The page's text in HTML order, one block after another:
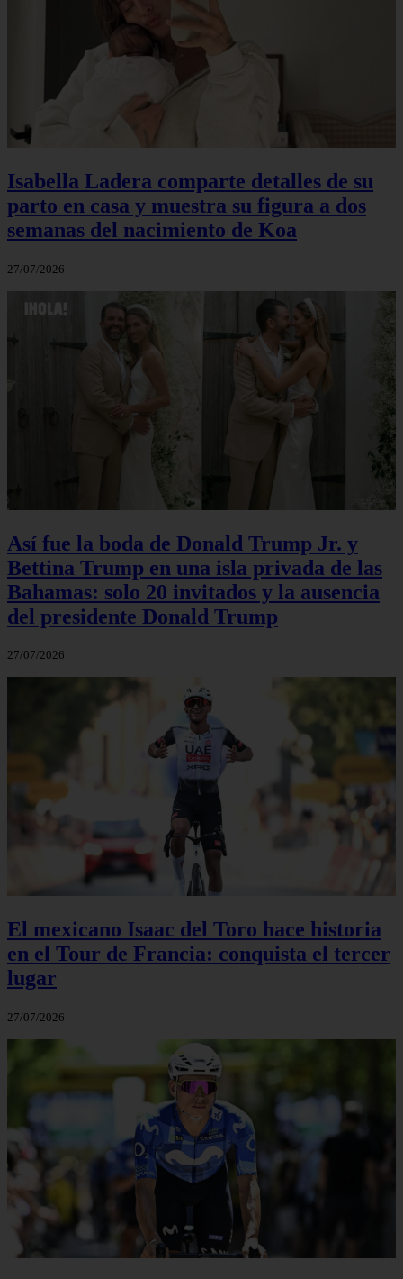
Isabella Ladera comparte detalles de su
parto en casa y muestra su figura a dos
semanas del nacimiento de Koa
27/07/2026
Así fue la boda de Donald Trump Jr. y
Bettina Trump en una isla privada de las
Bahamas: solo 20 invitados y la ausencia
del presidente Donald Trump
27/07/2026
El mexicano Isaac del Toro hace historia
en el Tour de Francia: conquista el tercer
lugar
27/07/2026